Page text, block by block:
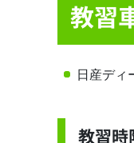
教習
日産ディ
教習時